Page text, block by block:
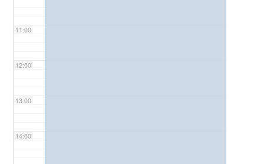
11:00
12:00
13:00
14:00